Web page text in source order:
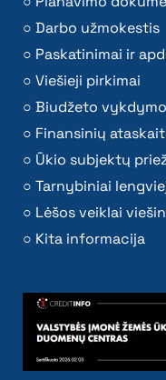
Darbo užmokestis
Paskatinimai ir
Viešieji pirkimai
Biudžeto
Finansinių
Ūkio subjektų
Tarnybiniai
Lėšos veiklai
Kita informacija